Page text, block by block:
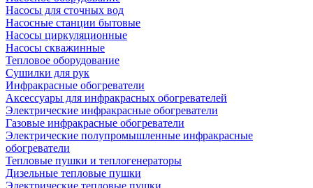
Насосы для сточных вод
Насосные станции бытовые
Насосы циркуляционные
Насосы скважинные
Тепловое оборудование
Сушилки для рук
Инфракрасные обогреватели
Аксессуары для инфракрасных обогревателей
Электрические инфракрасные обогреватели
Газовые инфракрасные обогреватели
Электрические полупромышленные инфракрасные
обогреватели
Тепловые пушки и теплогенераторы
Дизельные тепловые пушки
Электрические тепловые пушки